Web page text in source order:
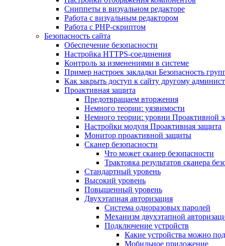
Сниппеты в визуальном редакторе
Работа с визуальным редактором
Работа с PHP-скриптом
Безопасность сайта
Обеспечение безопасности
Настройка HTTPS-соединения
Контроль за изменениями в системе
Пример настроек закладки Безопасность
Как закрыть доступ к сайту другому
Проактивная защита
Предотвращаем вторжения
Немного теории: уязвимости
Немного теории: уровни Проактивной
Настройки модуля Проактивная защита
Монитор проактивной защиты
Сканер безопасности
Что может сканер безопасности
Трактовка результатов сканера
Стандартный уровень
Высокий уровень
Повышенный уровень
Двухэтапная авторизация
Система одноразовых паролей
Механизм двухэтапной
Подключение устройств
Какие устройства можно
Мобильное приложение